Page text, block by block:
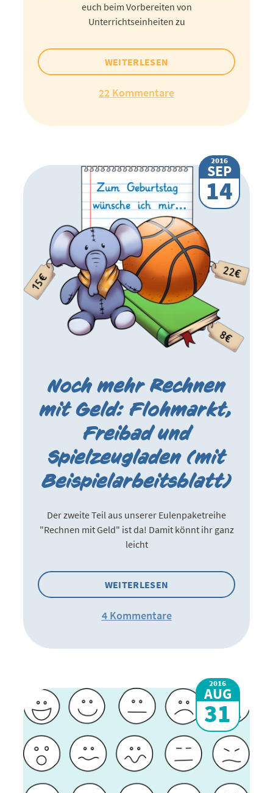
euch beim Vorbereiten von
Unterrichtseinheiten zu
WEITERLESEN
22 Kommentare
2016
SEP
14
Noch mehr Rechnen
mit Geld: Flohmarkt,
Freibad und
Spielzeugladen (mit
Beispielarbeitsblatt)
Der zweite Teil aus unserer Eulenpaketreihe
"Rechnen mit Geld" ist da! Damit könnt ihr ganz
leicht
WEITERLESEN
4 Kommentare
2016
AUG
31